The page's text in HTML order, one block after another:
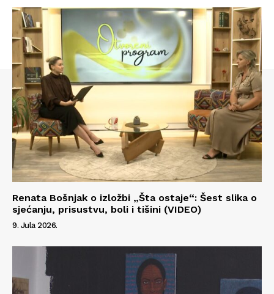
Renata Bošnjak o izložbi „Šta ostaje“: Šest slika o
sjećanju, prisustvu, boli i tišini (VIDEO)
9. Jula 2026.